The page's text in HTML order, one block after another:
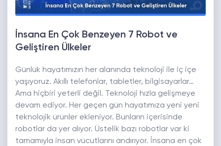
İnsana En Çok Benzeyen 7 Robot ve
Geliştiren Ülkeler
Günlük hayatımızın her alanında teknoloji ile iç içe
yaşıyoruz. Akıllı telefonlar, tabletler, bilgisayarlar…
Ama hiçbiri yeterli değil. Teknoloji hızla gelişmeye
devam ediyor. Her geçen gün hayatımıza yeni yeni
teknolojik ürünler ekleniyor. Bunların içerisinde
robotlar da yer alıyor. Üstelik bazı robotlar var ki
tamamıyla insan vücutlarını andırıyor. İnsana en çok